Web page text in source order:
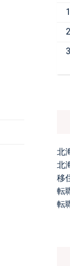
北
北
移
転
転